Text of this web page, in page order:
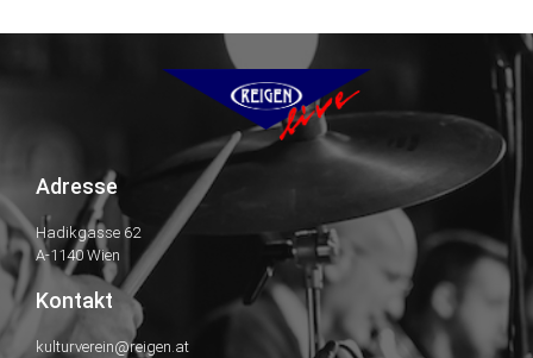
Adresse
Hadikgasse 62
A-1140 Wien
Kontakt
kulturverein@reigen.at